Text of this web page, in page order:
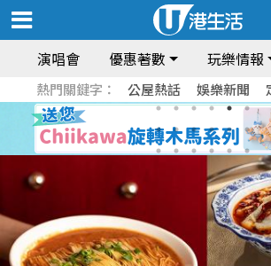
演唱會 優惠著數 玩樂情報
熱門關鍵字： 公屋熱話 娛樂新聞